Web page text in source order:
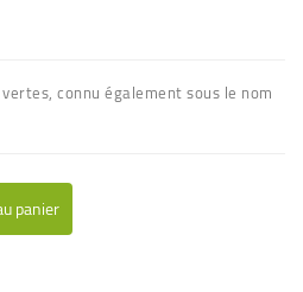
vertes, connu également sous le nom
panier